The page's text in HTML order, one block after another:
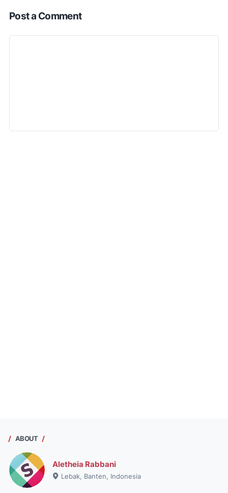
Post a Comment
ABOUT
Aletheia Rabbani
Lebak, Banten, Indonesia